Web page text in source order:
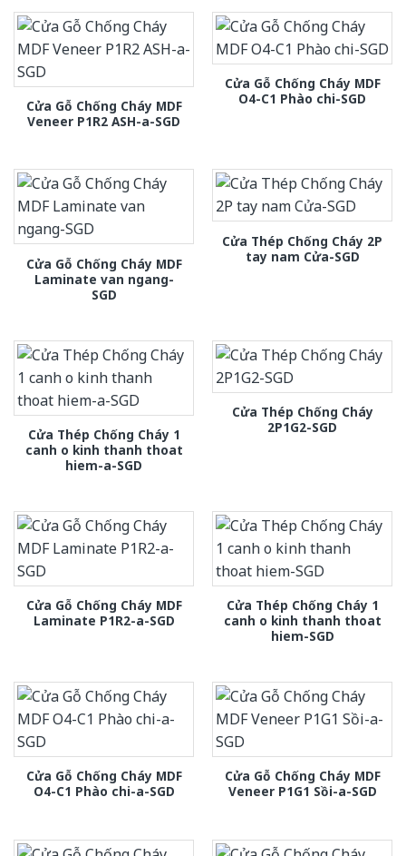
Cửa Gỗ Chống Cháy MDF
Veneer P1R2 ASH-a-SGD
Cửa Gỗ Chống Cháy MDF
O4-C1 Phào chi-SGD
Cửa Gỗ Chống Cháy MDF
Laminate van ngang-
SGD
Cửa Thép Chống Cháy 2P
tay nam Cửa-SGD
Cửa Thép Chống Cháy 1
canh o kinh thanh thoat
hiem-a-SGD
Cửa Thép Chống Cháy
2P1G2-SGD
Cửa Gỗ Chống Cháy MDF
Laminate P1R2-a-SGD
Cửa Thép Chống Cháy 1
canh o kinh thanh thoat
hiem-SGD
Cửa Gỗ Chống Cháy MDF
O4-C1 Phào chi-a-SGD
Cửa Gỗ Chống Cháy MDF
Veneer P1G1 Sồi-a-SGD